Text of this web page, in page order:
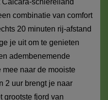
schiereiland
combinatie van comfort
20 minuten rij-afstand
je uit om te genieten
adembenemende
naar de mooiste
2 uur brengt je naar
grootste fjord van